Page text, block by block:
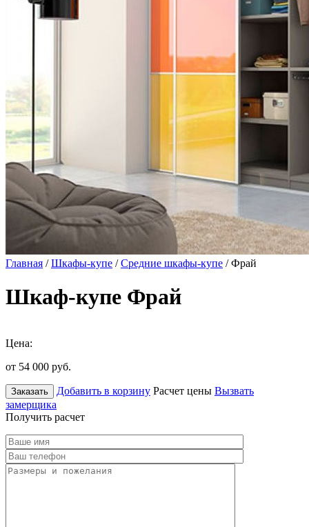
Главная /Шкафы-купе /Средние шкафы-купе / Фрай
Шкаф-купе Фрай
Цена:
от 54 000 руб.
Заказать Добавить в корзину Расчет цены Вызвать
замерщика
Получить расчет